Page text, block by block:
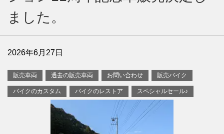
ました。
2026年6月27日
販売車両 過去の販売車両 お問い合わせ 販売バイク
バイクのカスタム バイクのレストア スペシャルセール♪